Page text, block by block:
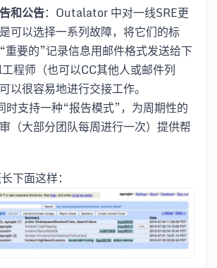
和公告：Outalator 中对一线SRE更
可以选择一系列故障，将它们的标
重要的”记录信息用邮件格式发送给下
程师（也可以CC其他人或邮件列
以很容易地进行交接工作。
支持一种“报告模式”，为周期性的
（大部分团队每周进行一次）提供帮
下面这样：